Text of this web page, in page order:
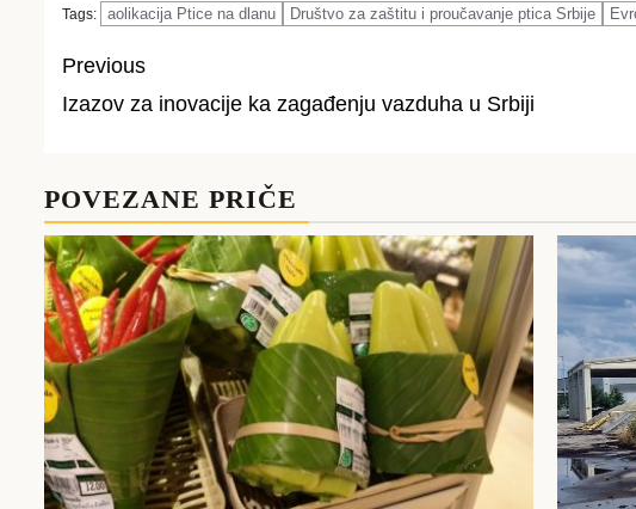
Tags: aolikacija Ptice na dlanu Društvo za zaštitu i proučavanje ptica Srbije
Post
Previous
Izazov za inovacije ka zagađenju vazduha u Srbiji
POVEZANE PRIČE